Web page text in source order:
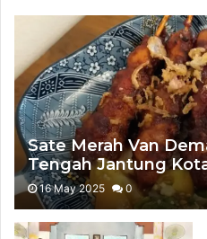
Sate Merah Van
Tengah Jantung
16 May 2025 0